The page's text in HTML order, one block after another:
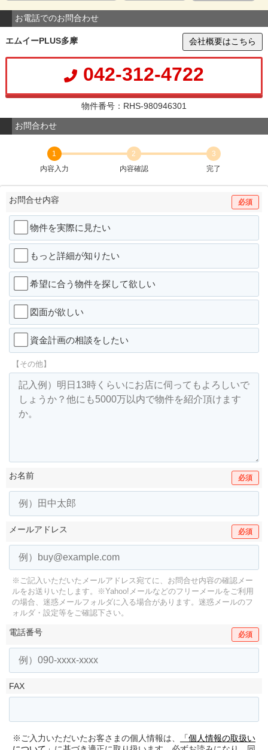
お電話でのお問合わせ
エムイーPLUS多摩 会社概要はこちら
042-312-4722
物件番号：RHS-980946301
お問合わせ
1
内容入力
2
内容確認
3
完了
お問合せ内容 必須
物件を実際に見たい
もっと詳細が知りたい
希望に合う物件を探して欲しい
図面が欲しい
資金計画の相談をしたい
【その他】
お名前 必須
メールアドレス 必須
※ご記入いただいたメールアドレス宛てに、お問合せ内容の確認メー
ルをお送りいたします。
※Yahoo!メールなどのフリーメールをご利用
の場合、迷惑メールフォルダに入る場合があります。 迷惑メールのフ
ォルダ・設定等をご確認下さい。
電話番号 必須
FAX
※ご入力いただいたお客さまの個人情報は、
「個人情報の取扱い